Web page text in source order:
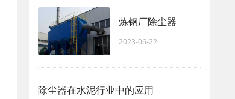
炼钢厂除尘器
2023-06-22
除尘器在水泥行业中的应用